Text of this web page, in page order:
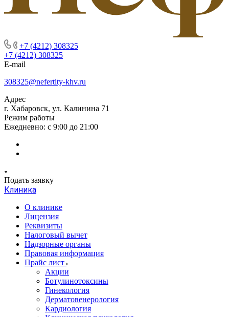
+7 (4212) 308325
+7 (4212) 308325
E-mail
308325@nefertity-khv.ru
Адрес
г. Хабаровск, ул. Калинина 71
Режим работы
Ежедневно: с 9:00 до 21:00
Подать заявку
Клиника
О клинике
Лицензия
Реквизиты
Налоговый вычет
Надзорные органы
Правовая информация
Прайс лист
Акции
Ботулинотоксины
Гинекология
Дерматовенерология
Кардиология